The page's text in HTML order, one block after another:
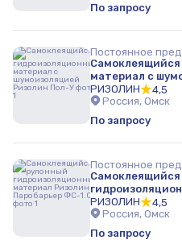
По запросу
Постоянное
Самоклеящийся
материал с
РИЗОЛИН
4,5
Россия, Омск
По запросу
Постоянное
Самоклеящийся
Паробарьер ФС-
РИЗОЛИН
4,5
Россия, Омск
По запросу